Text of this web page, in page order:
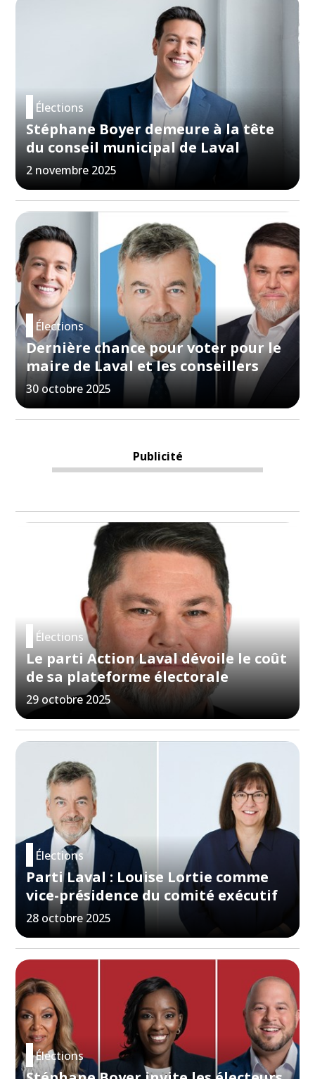
Élections
Stéphane Boyer demeure à la tête
du conseil municipal de Laval
2 novembre 2025
Élections
Dernière chance pour voter pour le
maire de Laval et les conseillers
30 octobre 2025
Publicité
Élections
Le parti Action Laval dévoile le coût
de sa plateforme électorale
29 octobre 2025
Élections
Parti Laval : Louise Lortie comme
vice-présidence du comité exécutif
28 octobre 2025
Élections